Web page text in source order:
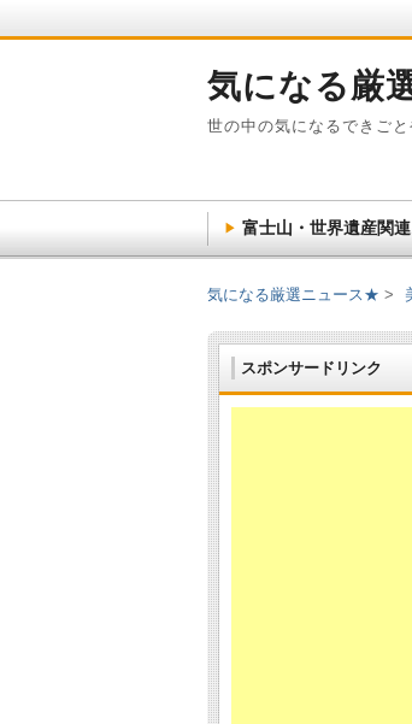
スポンサードリンク
気になる厳選ニュース★
気になる厳
世の中の気になるできご
富士山・世界遺産関連